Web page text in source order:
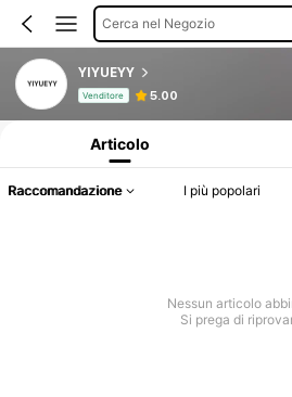
Cerca nel Negozio
YIYUEYY
Venditore 5.00
Articolo
Raccomandazione I più popolari
Nessun articolo
Si prega di